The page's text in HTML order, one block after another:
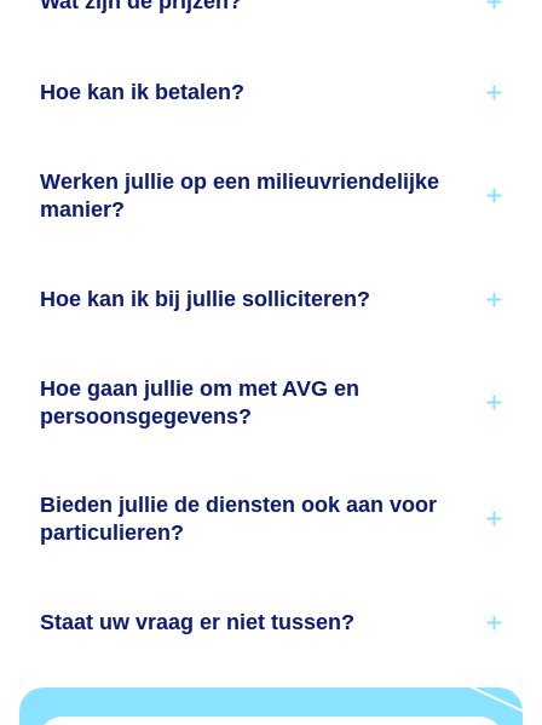
Hoe kan ik betalen?
Werken jullie op een milieuvriendelijke
manier?
Hoe kan ik bij jullie solliciteren?
Hoe gaan jullie om met AVG en
persoonsgegevens?
Bieden jullie de diensten ook aan voor
particulieren?
Staat uw vraag er niet tussen?